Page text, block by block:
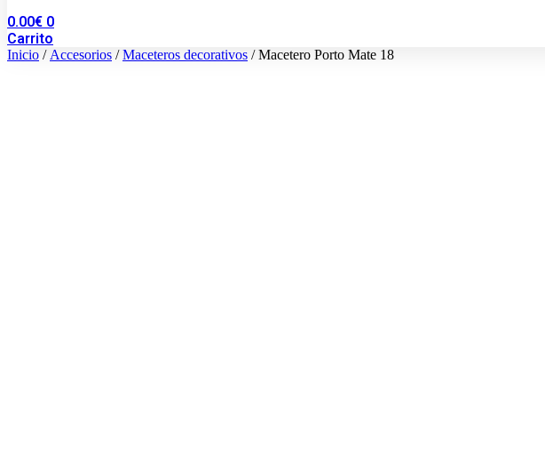
0.00€ 0
Carrito
Inicio / Accesorios /Maceteros decorativos / Macetero Porto Mate 18